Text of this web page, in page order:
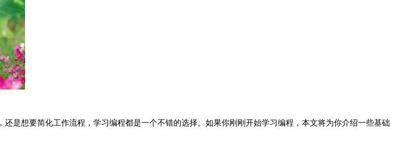
是想要简化工作流程，学习编程都是一个不错的选择。如果你刚刚开始学习编程，本文将为你介绍一些基础